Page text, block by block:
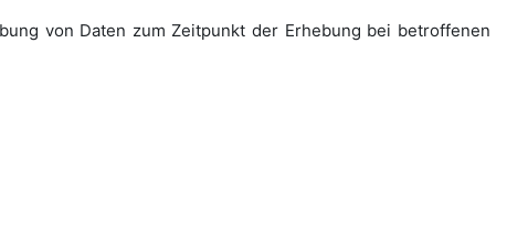
von Daten zum Zeitpunkt der Erhebung bei betroffenen